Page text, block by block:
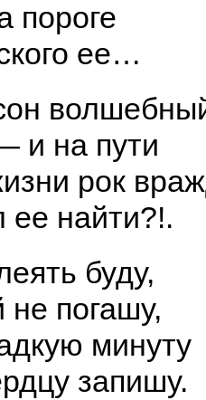
пороге
ее…
и на пути
рок
ее найти?!.
буду,
погашу,
минуту
запишу.